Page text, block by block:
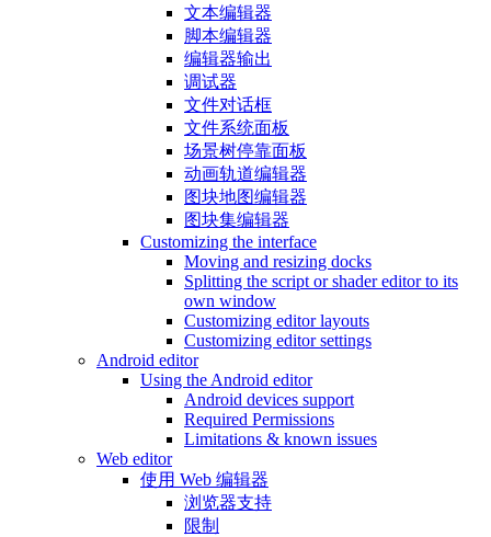
文本编辑器
脚本编辑器
编辑器输出
调试器
文件对话框
文件系统面板
场景树停靠面板
动画轨道编辑器
图块地图编辑器
图块集编辑器
Customizing the interface
Moving and resizing docks
Splitting the script or shader editor to its
own window
Customizing editor layouts
Customizing editor settings
Android editor
Using the Android editor
Android devices support
Required Permissions
Limitations & known issues
Web editor
使用 Web 编辑器
浏览器支持
限制